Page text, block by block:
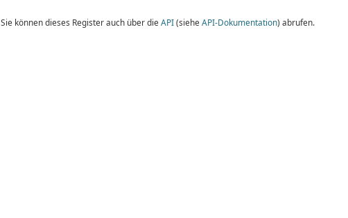
Sie können dieses Register auch über die API(siehe API-Dokumentation) abrufen.